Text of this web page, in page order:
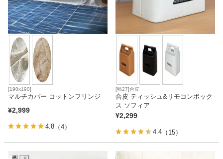
[190x190]
マルチカバー コットンフリンジ
¥2,999
4.8 （4）
[幅27]合皮
合皮 ティッシュ&リモコンボック
ス ソフィア
¥2,299
4.4 （15）